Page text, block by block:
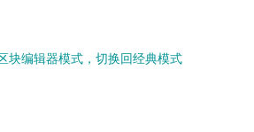
块编辑器模式，切换回经典模式